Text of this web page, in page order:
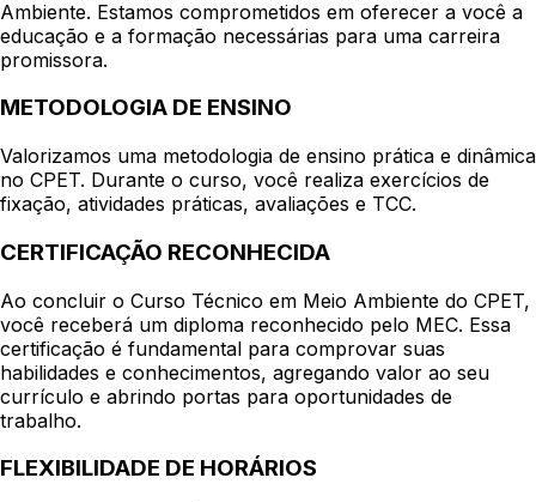
Ambiente. Estamos comprometidos em oferecer a você a
educação e a formação necessárias para uma carreira
promissora.
METODOLOGIA DE ENSINO
Valorizamos uma metodologia de ensino prática e dinâmica
no CPET. Durante o curso, você realiza exercícios de
fixação, atividades práticas, avaliações e TCC.
CERTIFICAÇÃO RECONHECIDA
Ao concluir o Curso Técnico em Meio Ambiente do CPET,
você receberá um diploma reconhecido pelo MEC. Essa
certificação é fundamental para comprovar suas
habilidades e conhecimentos, agregando valor ao seu
currículo e abrindo portas para oportunidades de
trabalho.
FLEXIBILIDADE DE HORÁRIOS